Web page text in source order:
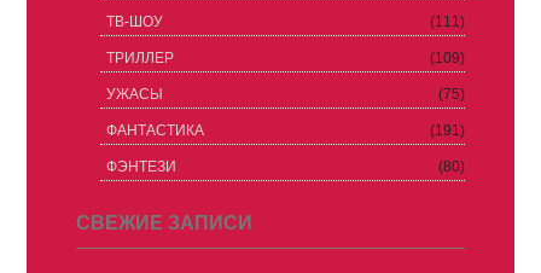
ТВ-ШОУ (111)
ТРИЛЛЕР (109)
УЖАСЫ (75)
ФАНТАСТИКА (191)
ФЭНТЕЗИ (80)
СВЕЖИЕ ЗАПИСИ